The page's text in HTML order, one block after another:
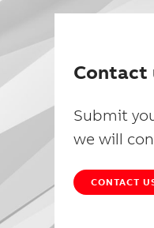
Contact
Submit
we will
CONTACT